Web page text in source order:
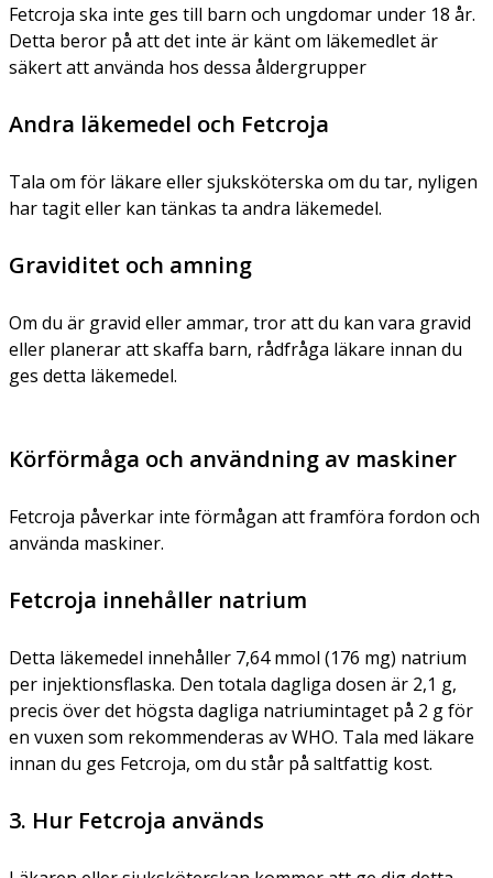
Fetcroja ska inte ges till barn och ungdomar under 18 år.
Detta beror på att det inte är känt om läkemedlet är
säkert att använda hos dessa åldergrupper
Andra läkemedel och Fetcroja
Tala om för läkare eller sjuksköterska om du tar, nyligen
har tagit eller kan tänkas ta andra läkemedel.
Graviditet och amning
Om du är gravid eller ammar, tror att du kan vara gravid
eller planerar att skaffa barn, rådfråga läkare innan du
ges detta läkemedel.
Körförmåga och användning av maskiner
Fetcroja påverkar inte förmågan att framföra fordon och
använda maskiner.
Fetcroja innehåller natrium
Detta läkemedel innehåller 7,64 mmol (176 mg) natrium
per injektionsflaska. Den totala dagliga dosen är 2,1 g,
precis över det högsta dagliga natriumintaget på 2 g för
en vuxen som rekommenderas av WHO. Tala med läkare
innan du ges Fetcroja, om du står på saltfattig kost.
3. Hur Fetcroja används